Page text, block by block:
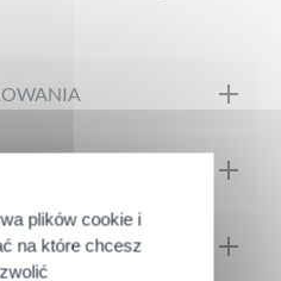
dzięki Sprayowi do
Jej pyszny zapach
plików cookie i
na które chcesz